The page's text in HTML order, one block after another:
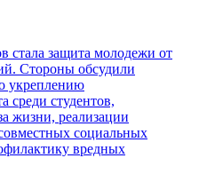
стала защита молодежи от
Стороны обсудили
укреплению
среди студентов,
жизни, реализации
социальных
вредных